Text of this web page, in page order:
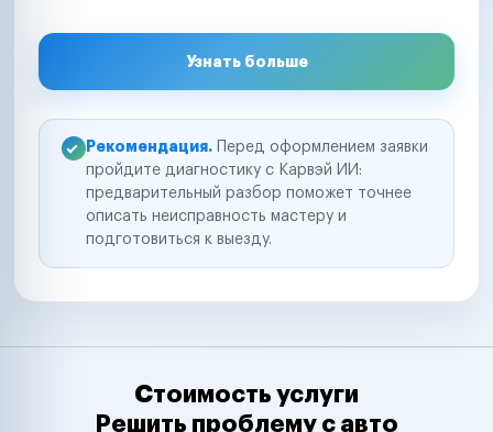
Узнать больше
Рекомендация. Перед оформлением заявки
пройдите диагностику с Карвэй ИИ:
предварительный разбор поможет точнее
описать неисправность мастеру и
подготовиться к выезду.
Стоимость услуги
Решить проблему с авто